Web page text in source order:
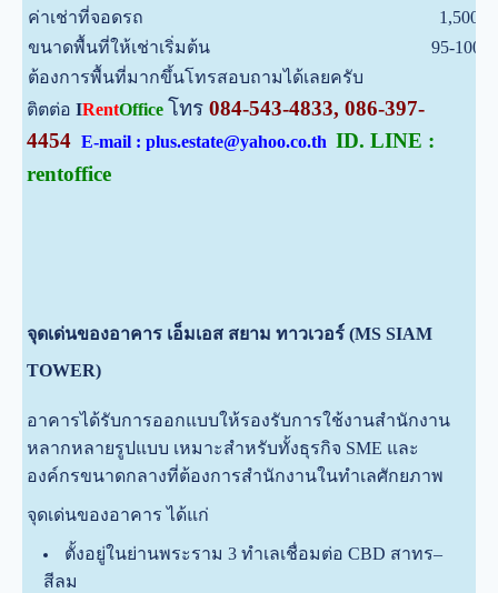
ค่าเช่าที่จอดรถ
1,500
ขนาดพื้นที่ให้เช่าเริ่มต้น
95-100
ต้องการพื้นที่มากขึ้นโทรสอบถามได้เลยครับ
ติตต่อ IRentOffice โทร 084-543-4833, 086-397-
4454 E-mail : plus.estate@yahoo.co.th ID. LINE :
rentoffice
จุดเด่นของอาคาร เอ็มเอส สยาม ทาวเวอร์ (MS SIAM
TOWER)
อาคารได้รับการออกแบบให้รองรับการใช้งานสำนักงาน
หลากหลายรูปแบบ เหมาะสำหรับทั้งธุรกิจ SME และ
องค์กรขนาดกลางที่ต้องการสำนักงานในทำเลศักยภาพ
จุดเด่นของอาคาร ได้แก่
ตั้งอยู่ในย่านพระราม 3 ทำเลเชื่อมต่อ CBD สาทร–
สีลม